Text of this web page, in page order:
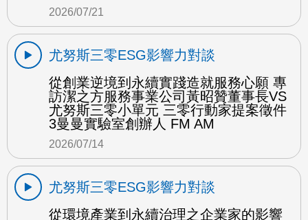
2026/07/21
尤努斯三零ESG影響力對談
從創業逆境到永續實踐造就服務心願 專
訪潔之方服務事業公司黃昭贊董事長VS
尤努斯三零小單元 三零行動家提案徵件
3曼曼實驗室創辦人 FM AM
2026/07/14
尤努斯三零ESG影響力對談
從環境產業到永續治理之企業家的影響